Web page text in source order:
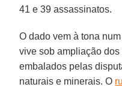
41 e 39 assassinatos.
O dado vem à tona
vive sob ampliação
embalados pelas
naturais e minerais. O